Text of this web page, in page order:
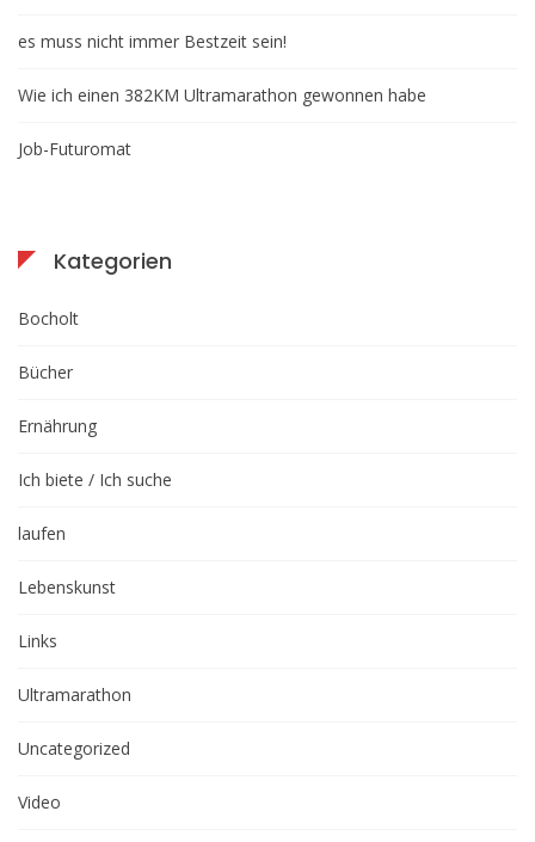
es muss nicht immer Bestzeit sein!
Wie ich einen 382KM Ultramarathon gewonnen habe
Job-Futuromat
Kategorien
Bocholt
Bücher
Ernährung
Ich biete / Ich suche
laufen
Lebenskunst
Links
Ultramarathon
Uncategorized
Video